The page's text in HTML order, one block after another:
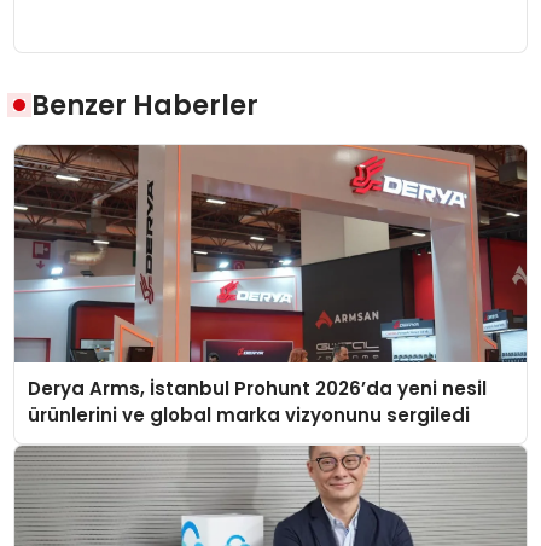
Benzer Haberler
Derya Arms, İstanbul Prohunt 2026’da yeni nesil
ürünlerini ve global marka vizyonunu sergiledi